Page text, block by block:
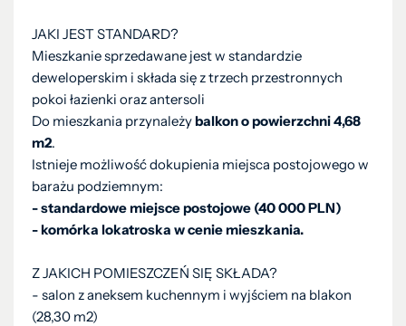
JAKI JEST STANDARD?
Mieszkanie sprzedawane jest w standardzie
deweloperskim i składa się z trzech przestronnych
pokoi łazienki oraz antersoli
Do mieszkania przynależybalkon o powierzchni 4,68
m2.
Istnieje możliwość dokupienia miejsca postojowego w
barażu podziemnym:
- standardowe miejsce postojowe (40 000 PLN)
- komórka lokatroska w cenie mieszkania.
Z JAKICH POMIESZCZEŃ SIĘ SKŁADA?
- salon z aneksem kuchennym i wyjściem na blakon
(28,30 m2)